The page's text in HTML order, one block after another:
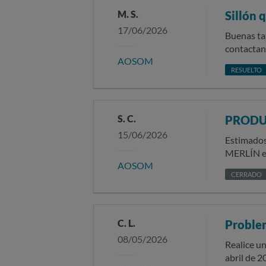
M. S.
17/06/2026
AOSOM
Sillón
Buenas
el problema y me dan vueltas. Me
un
incluso
por lo
RESUELTO
S. C.
15/06/2026
AOSOM
Estimados/as señores/as: Me pongo en
error.
que
trato
ellos se
CERRADO
C. L.
08/05/2026
Realice un pedido
abril de